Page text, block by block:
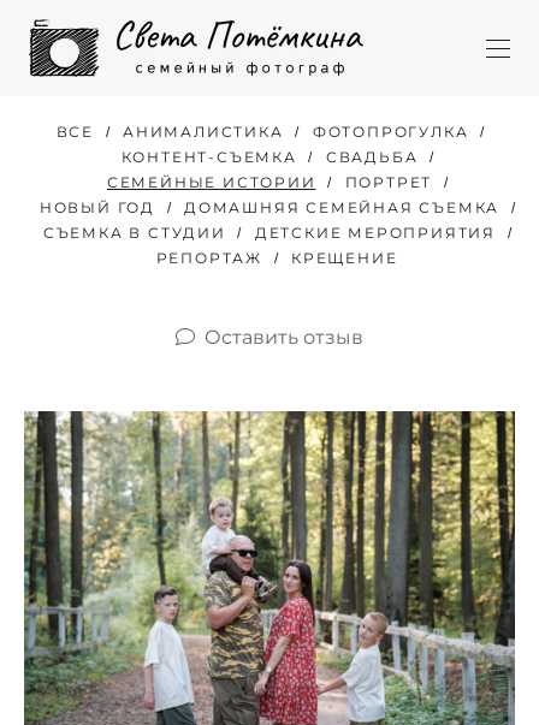
ВСЕ АНИМАЛИСТИКА
ФОТОПРОГУЛКА
КОНТЕНТ-СЪЕМКА
СВАДЬБА
СЕМЕЙНЫЕ ИСТОРИИ
ПОРТРЕТ
НОВЫЙ ГОД
ДОМАШНЯЯ СЕМЕЙНАЯ СЪЕМКА
СЪЕМКА В СТУДИИ
ДЕТСКИЕ МЕРОПРИЯТИЯ
РЕПОРТАЖ
КРЕЩЕНИЕ
Оставить отзыв